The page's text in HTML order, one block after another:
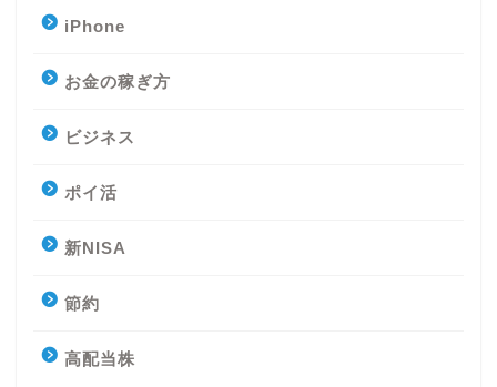
iPhone
お金の稼ぎ方
ビジネス
ポイ活
新NISA
節約
高配当株